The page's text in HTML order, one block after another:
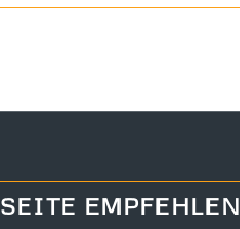
SEITE EMPFEHLEN